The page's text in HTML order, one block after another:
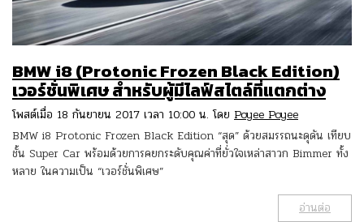
BMW i8 (Protonic Frozen Black Edition)
เวอร์ชั่นพิเศษ สำหรับผู้มีไลฟ์สไตล์ที่แตกต่าง
โพสต์เมื่อ 18 กันยายน 2017 เวลา 10:00 น. โดย Poyee Poyee
BMW i8 Protonic Frozen Black Edition “สุด” ด้วยสมรรถนะดุดัน เทียบ
ชั้น Super Car พร้อมด้วยการคยกระดับคุณค่าที่ยั่วใจเหล่าสาวก Bimmer ทั้ง
หลาย ในความเป็น “เวอร์ชั่นพิเศษ”
อ่านต่อ